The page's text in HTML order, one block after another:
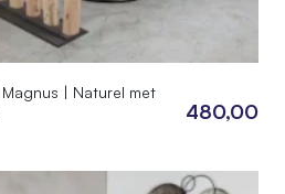
| Naturel met
480,00